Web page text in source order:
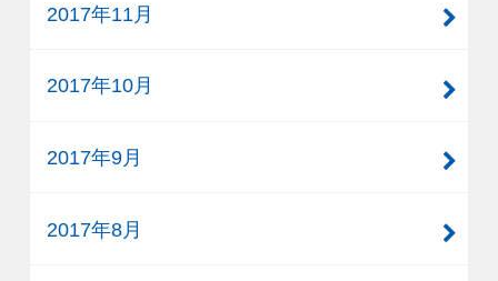
2017年11月
2017年10月
2017年9月
2017年8月